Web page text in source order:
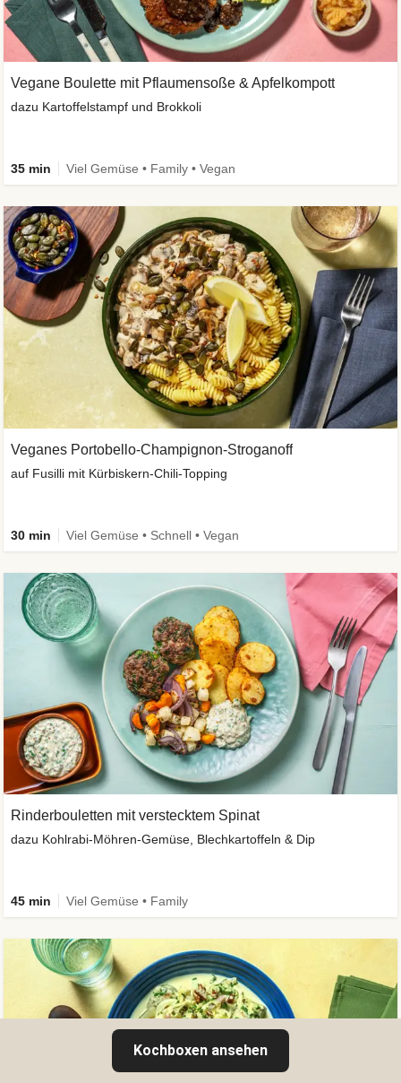
Vegane Boulette mit Pflaumensoße & Apfelkompott
dazu Kartoffelstampf und Brokkoli
35 min Viel Gemüse • Family • Vegan
Veganes Portobello-Champignon-Stroganoff
auf Fusilli mit Kürbiskern-Chili-Topping
30 min Viel Gemüse • Schnell • Vegan
Rinderbouletten mit verstecktem Spinat
dazu Kohlrabi-Möhren-Gemüse, Blechkartoffeln & Dip
45 min Viel Gemüse • Family
Kochboxen ansehen